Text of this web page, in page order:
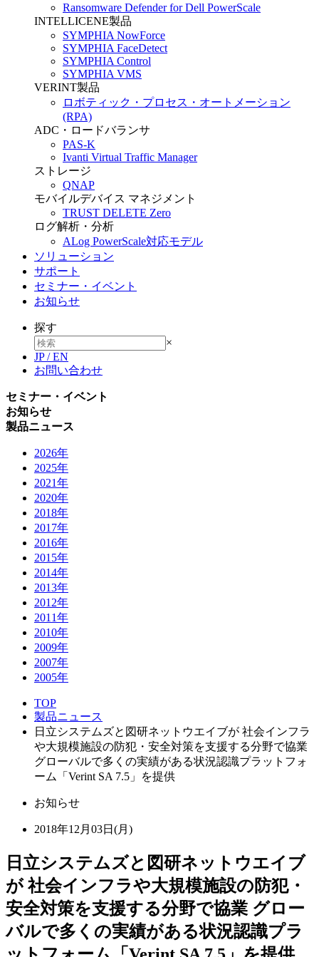
Ransomware Defender for Dell PowerScale
INTELLICENE製品
SYMPHIA NowForce
SYMPHIA FaceDetect
SYMPHIA Control
SYMPHIA VMS
VERINT製品
ロボティック・プロセス・オートメーション
(RPA)
ADC・ロードバランサ
PAS-K
Ivanti Virtual Traffic Manager
ストレージ
QNAP
モバイルデバイス マネジメント
TRUST DELETE Zero
ログ解析・分析
ALog PowerScale対応モデル
ソリューション
サポート
セミナー・イベント
お知らせ
探す
×
JP/EN
お問い合わせ
セミナー・イベント
お知らせ
製品ニュース
2026年
2025年
2021年
2020年
2018年
2017年
2016年
2015年
2014年
2013年
2012年
2011年
2010年
2009年
2007年
2005年
TOP
製品ニュース
日立システムズと図研ネットウエイブが 社会インフラ
や大規模施設の防犯・安全対策を支援する分野で協業
グローバルで多くの実績がある状況認識プラットフォ
ーム「Verint SA 7.5」を提供
お知らせ
2018年12月03日(月)
日立システムズと図研ネットウエイブ
が 社会インフラや大規模施設の防犯・
安全対策を支援する分野で協業 グロー
バルで多くの実績がある状況認識プラ